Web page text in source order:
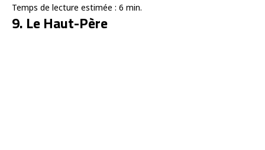
Temps de lecture estimée : 6 min.
9. Le Haut-Père